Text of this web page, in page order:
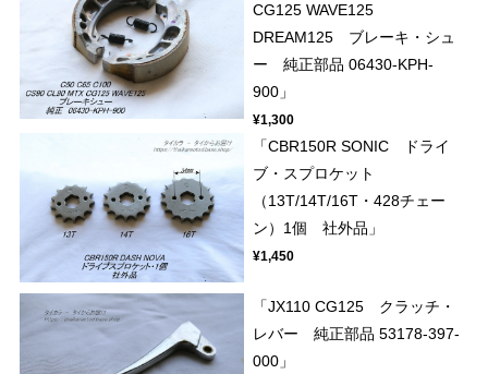
CG125 WAVE125
DREAM125 ブレーキ・シュ
ー 純正部品 06430-KPH-
900」
¥1,300
「CBR150R SONIC ドライ
ブ・スプロケット
（13T/14T/16T・428チェー
ン）1個 社外品」
¥1,450
「JX110 CG125 クラッチ・
レバー 純正部品 53178-397-
000」